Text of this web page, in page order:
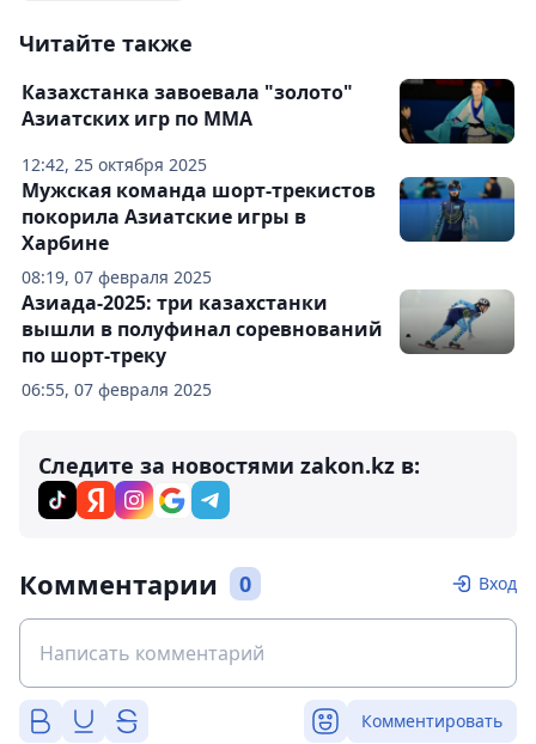
Читайте также
12:42, 25 октября 2025
Казахстанка завоевала "золото"
Азиатских игр по ММА
08:19, 07 февраля 2025
Мужская команда шорт-трекистов
покорила Азиатские игры в
Харбине
06:55, 07 февраля 2025
Азиада-2025: три казахстанки
вышли в полуфинал соревнований
по шорт-треку
Следите за новостями zakon.kz в:
Комментарии 0 Вход
Комментировать